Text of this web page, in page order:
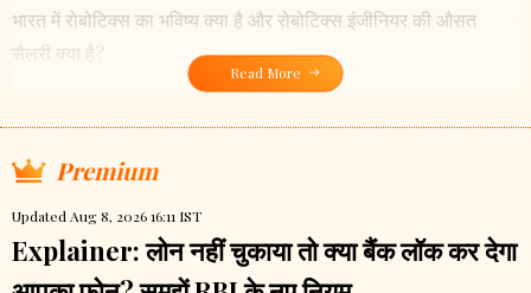
भारत में रोबोटिक्स का भविष्य क्या है और रोबोटिक्स इंजीनियर की औसत
सैलरी क्या है?
Read More
Premium
Updated Aug 8, 2026 16:11 IST
Explainer: लोन नहीं चुकाया तो क्या बैंक लॉक कर देगा